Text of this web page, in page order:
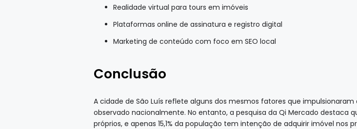
Realidade virtual para tours em imóveis
Plataformas online de assinatura e registro digital
Marketing de conteúdo com foco em SEO local
Conclusão
A cidade de São Luís reflete alguns dos mesmos fatores que
observado nacionalmente. No entanto, a pesquisa da Qi Mercado destaca
próprios, e apenas 15,1% da população tem intenção de adquirir imóvel nos